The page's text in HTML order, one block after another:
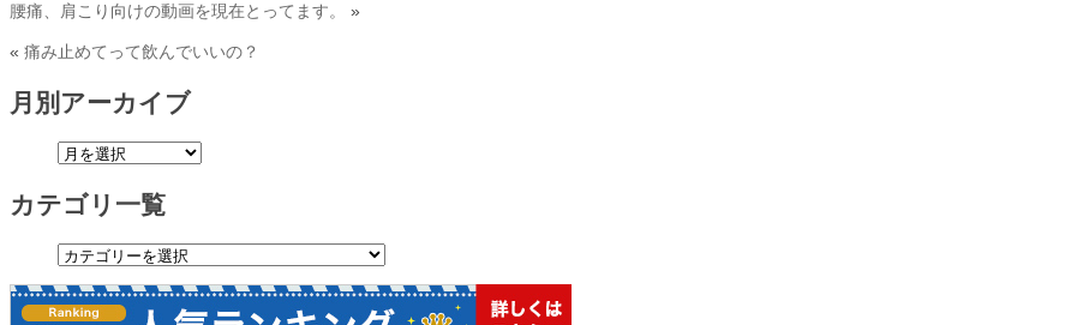
腰痛、肩こり向けの動画を現在とってます。 »
« 痛み止めてって飲んでいいの？
月別アーカイブ
カテゴリ一覧